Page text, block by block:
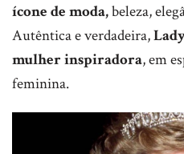
ícone de moda,beleza,
Autêntica e verdadeira,
mulher inspiradora, em
feminina.